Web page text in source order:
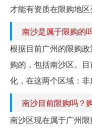
才能有资质在限购地区
南沙是属于限购的
根据目前广州的限购
购的，包括南沙区。
化，在这两个区域：非
南沙目前限购吗？
南沙区现在属于广州